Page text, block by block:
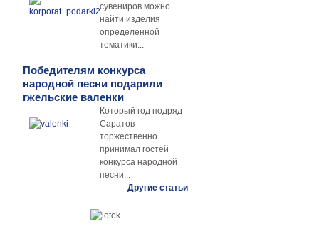
сувениров можно
найти изделия
определенной
тематики...
Победителям конкурса
народной песни подарили
гжельские валенки
Который год подряд
Саратов
торжественно
принимал гостей
конкурса народной
песни...
Другие статьи